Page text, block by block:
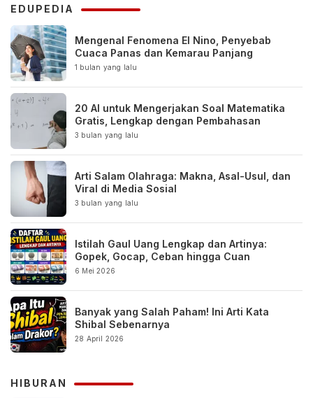
EDUPEDIA
Mengenal Fenomena El Nino, Penyebab
Cuaca Panas dan Kemarau Panjang
1 bulan yang lalu
20 AI untuk Mengerjakan Soal Matematika
Gratis, Lengkap dengan Pembahasan
3 bulan yang lalu
Arti Salam Olahraga: Makna, Asal-Usul, dan
Viral di Media Sosial
3 bulan yang lalu
Istilah Gaul Uang Lengkap dan Artinya:
Gopek, Gocap, Ceban hingga Cuan
6 Mei 2026
Banyak yang Salah Paham! Ini Arti Kata
Shibal Sebenarnya
28 April 2026
HIBURAN